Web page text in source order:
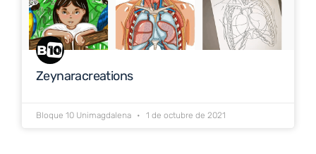
Zeynaracreations
Bloque 10 Unimagdalena 1 de octubre de 2021